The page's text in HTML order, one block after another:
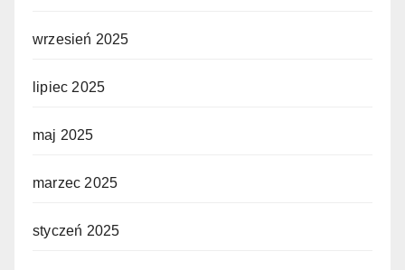
wrzesień 2025
lipiec 2025
maj 2025
marzec 2025
styczeń 2025